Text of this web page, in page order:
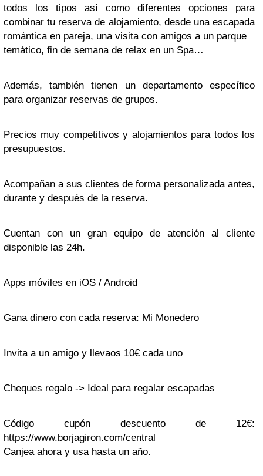
todos los tipos así como diferentes opciones para
combinar tu reserva de alojamiento, desde una escapada
romántica en pareja, una visita con amigos a un parque
temático, fin de semana de relax en un Spa…
Además, también tienen un departamento específico
para organizar reservas de grupos.
Precios muy competitivos y alojamientos para todos los
presupuestos.
Acompañan a sus clientes de forma personalizada antes,
durante y después de la reserva.
Cuentan con un gran equipo de atención al cliente
disponible las 24h.
Apps móviles en iOS / Android
Gana dinero con cada reserva: Mi Monedero
Invita a un amigo y llevaos 10€ cada uno
Cheques regalo -> Ideal para regalar escapadas
Código cupón descuento de 12€:
https://www.borjagiron.com/central
Canjea ahora y usa hasta un año.